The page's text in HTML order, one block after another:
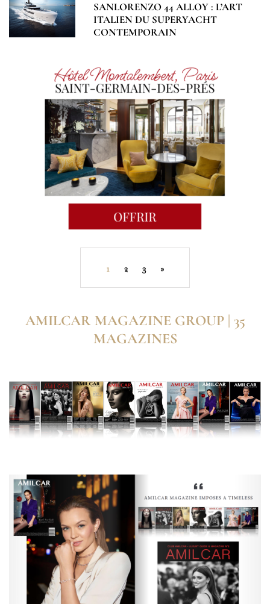
SANLORENZO 44 ALLOY : L’ART
ITALIEN DU SUPERYACHT
CONTEMPORAIN
1 2 3 »
AMILCAR MAGAZINE GROUP | 35
MAGAZINES